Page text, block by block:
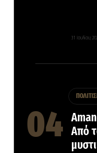
31 Ιουλίου,
Από